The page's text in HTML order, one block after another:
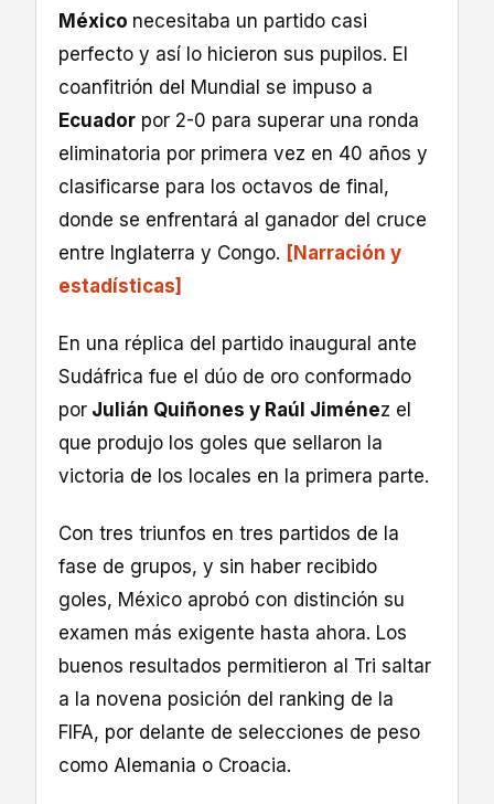
México necesitaba un partido casi
perfecto y así lo hicieron sus pupilos. El
coanfitrión del Mundial se impuso a
Ecuador por 2-0 para superar una ronda
eliminatoria por primera vez en 40 años y
clasificarse para los octavos de final,
donde se enfrentará al ganador del cruce
entre Inglaterra y Congo. [Narración y
estadísticas]
En una réplica del partido inaugural ante
Sudáfrica fue el dúo de oro conformado
por Julián Quiñones y Raúl Jiménez el
que produjo los goles que sellaron la
victoria de los locales en la primera parte.
Con tres triunfos en tres partidos de la
fase de grupos, y sin haber recibido
goles, México aprobó con distinción su
examen más exigente hasta ahora. Los
buenos resultados permitieron al Tri saltar
a la novena posición del ranking de la
FIFA, por delante de selecciones de peso
como Alemania o Croacia.